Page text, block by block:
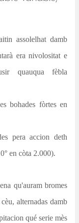
assolelhat damb
era nivolositat e
quauqua fèbla
bohades fòrtes en
pera accion deth
en còta 2.000).
qu'auram bromes
alternadas damb
qué serie mès